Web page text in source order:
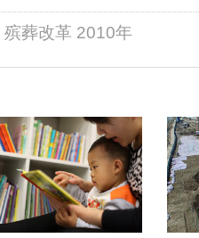
殡葬改革 2010年